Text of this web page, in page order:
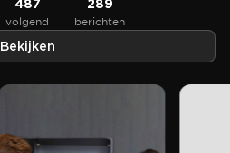
487
volgend
289
berichten
Bekijken